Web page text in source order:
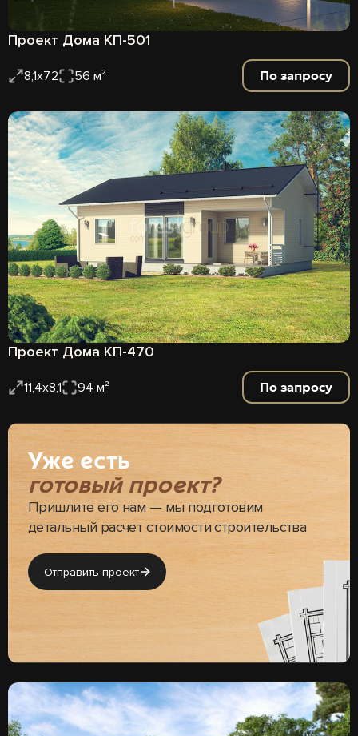
Проект Дома КП-501
8,1х7,2 56 м² По запросу
Проект Дома КП-470
11,4х8,1 94 м² По запросу
Уже есть
готовый проект?
Пришлите его нам — мы подготовим
детальный расчет стоимости строительства
Отправить проект